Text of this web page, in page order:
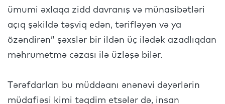
ümumi əxlaqa zidd davranış və münasibətləri
açıq şəkildə təşviq edən, tərifləyən və ya
özəndirən” şəxslər bir ildən üç ilədək azadlıqdan
məhrumetmə cəzası ilə üzləşə bilər.
Tərəfdarları bu müddəanı ənənəvi dəyərlərin
müdafiəsi kimi təqdim etsələr də, insan